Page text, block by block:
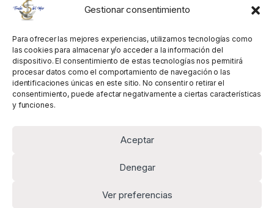
Gestionar consentimiento
Para ofrecer las mejores experiencias, utilizamos tecnologías como
las cookies para almacenar y/o acceder a la información del
dispositivo. El consentimiento de estas tecnologías nos permitirá
procesar datos como el comportamiento de navegación o las
identificaciones únicas en este sitio. No consentir o retirar el
consentimiento, puede afectar negativamente a ciertas características
y funciones.
Aceptar
Denegar
Ver preferencias
MIS DATOS
Alguna pregunta? Llámanos!